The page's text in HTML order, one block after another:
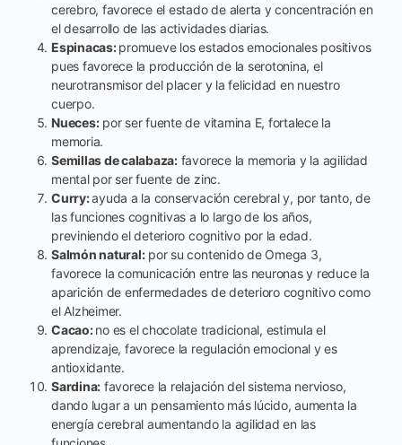
cerebro, favorece el estado de alerta y concentración en
el desarrollo de las actividades diarias.
Espinacas:promueve los estados emocionales positivos
pues favorece la producción de la serotonina, el
neurotransmisor del placer y la felicidad en nuestro
cuerpo.
Nueces:por ser fuente de vitamina E, fortalece la
memoria.
Semillas de calabaza:favorece la memoria y la agilidad
mental por ser fuente de zinc.
Curry:ayuda a la conservación cerebral y, por tanto, de
las funciones cognitivas a lo largo de los años,
previniendo el deterioro cognitivo por la edad.
Salmón natural:por su contenido de Omega 3,
favorece la comunicación entre las neuronas y reduce la
aparición de enfermedades de deterioro cognitivo como
el Alzheimer.
Cacao:no es el chocolate tradicional, estimula el
aprendizaje, favorece la regulación emocional y es
antioxidante.
Sardina: favorece la relajación del sistema nervioso,
dando lugar a un pensamiento más lúcido, aumenta la
energía cerebral aumentando la agilidad en las